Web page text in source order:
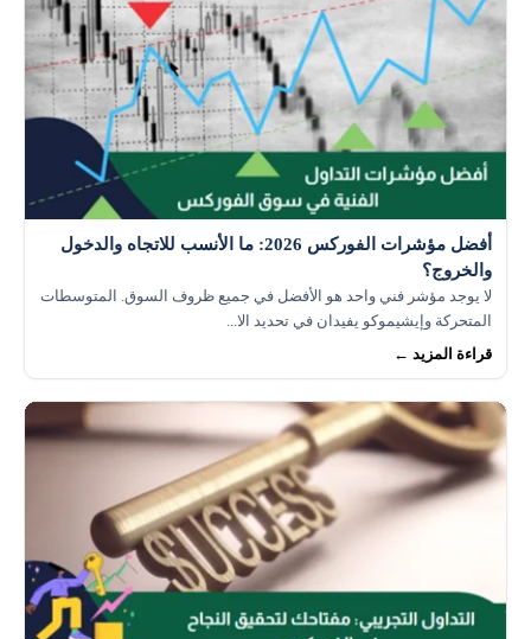
أفضل مؤشرات الفوركس 2026: ما الأنسب للاتجاه والدخول
والخروج؟
لا يوجد مؤشر فني واحد هو الأفضل في جميع ظروف السوق. المتوسطات
المتحركة وإيشيموكو يفيدان في تحديد الا...
قراءة المزيد ←